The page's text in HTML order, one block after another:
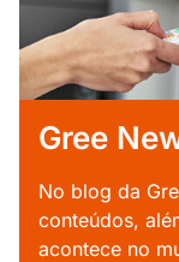
Gree
No blog da
conteúdos,
acontece no